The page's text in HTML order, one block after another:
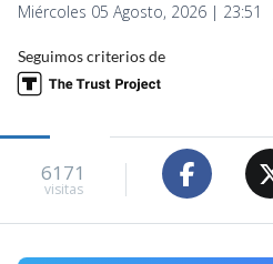
Miércoles 05 Agosto, 2026 | 23:51
Seguimos criterios de
6171
visitas